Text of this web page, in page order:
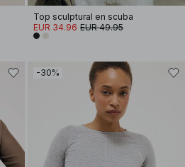
Top sculptural en scuba
EUR 34.96 EUR 49.95
-30%